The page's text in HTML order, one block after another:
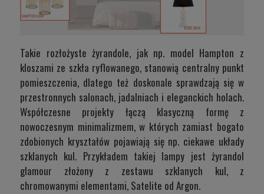
Takie rozłożyste żyrandole, jak np. model Hampton z
kloszami ze szkła ryflowanego, stanowią centralny punkt
pomieszczenia, dlatego też doskonale sprawdzają się w
przestronnych salonach, jadalniach i eleganckich holach.
Współczesne projekty łączą klasyczną formę z
nowoczesnym minimalizmem, w których zamiast bogato
zdobionych kryształów pojawiają się np. ciekawe układy
szklanych kul. Przykładem takiej lampy jest żyrandol
glamour złożony z zestawu szklanych kul, z
chromowanymi elementami, Satelite od Argon.